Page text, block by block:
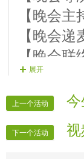
【晚会
【晚会递
【晚会
【片花制
【晚会片
【节目广
【晚会秩
展开
上一个活动 今
下一个活动 视